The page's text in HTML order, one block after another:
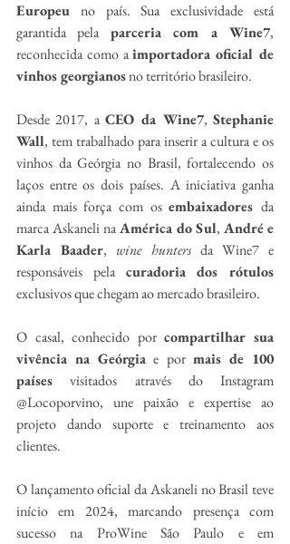
Europeu no país. Sua exclusividade está
garantida pela parceria com a Wine7,
reconhecida como a importadora oficial de
vinhos georgianos no território brasileiro.
Desde 2017, a CEO da Wine7, Stephanie
Wall, tem trabalhado para inserir a cultura e os
vinhos da Geórgia no Brasil, fortalecendo os
laços entre os dois países. A iniciativa ganha
ainda mais força com os embaixadores da
marca Askaneli na América do Sul, André e
Karla Baader, wine hunters da Wine7 e
responsáveis pela curadoria dos rótulos
exclusivos que chegam ao mercado brasileiro.
O casal, conhecido por compartilhar sua
vivência na Geórgia e por mais de 100
países visitados através do Instagram
@Locoporvino, une paixão e expertise ao
projeto dando suporte e treinamento aos
clientes.
O lançamento oficial da Askaneli no Brasil teve
início em 2024, marcando presença com
sucesso na ProWine São Paulo e em